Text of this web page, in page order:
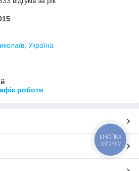
Україна
роботи
КНОПКА
ЗВ'ЯЗКУ